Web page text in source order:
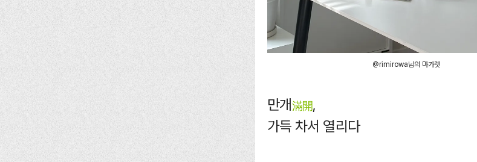
@rimirowa님의 마가렛
만개滿開,
가득 차서 열리다